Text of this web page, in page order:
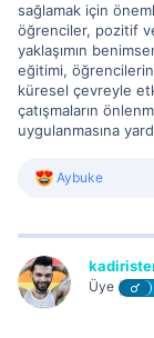
sağlamak için
öğrenciler, pozitif
yaklaşımın
eğitimi, öğrencilerin
küresel çevreyle
çatışmaların
uygulanmasına
R
c
i
o
n
Aybuke
Üye